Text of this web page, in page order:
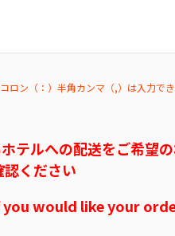
ロン（：）半角カンマ（,）は入力で
ホテルへの配送をご希望
ください
you would like your